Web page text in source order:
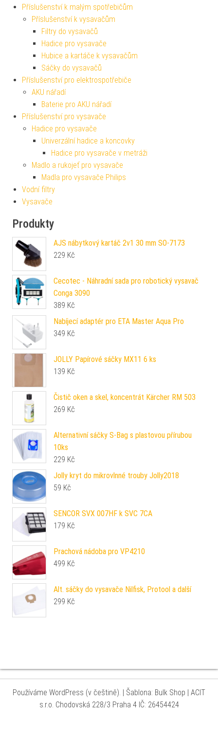
Příslušenství k malým spotřebičům
Příslušenství k vysavačům
Filtry do vysavačů
Hadice pro vysavače
Hubice a kartáče k vysavačům
Sáčky do vysavačů
Příslušenství pro elektrospotřebiče
AKU nářadí
Baterie pro AKU nářadí
Příslušenství pro vysavače
Hadice pro vysavače
Univerzální hadice a koncovky
Hadice pro vysavače v metráži
Madlo a rukojeť pro vysavače
Madla pro vysavače Philips
Vodní filtry
Vysavače
Produkty
AJS nábytkový kartáč 2v1 30 mm SO-7173
229 Kč
Cecotec - Náhradní sada pro robotický vysavač
Conga 3090
389 Kč
Nabíjecí adaptér pro ETA Master Aqua Pro
349 Kč
JOLLY Papírové sáčky MX11 6 ks
139 Kč
Čistič oken a skel, koncentrát Kärcher RM 503
269 Kč
Alternativní sáčky S-Bag s plastovou přírubou
10ks
229 Kč
Jolly kryt do mikrovlnné trouby Jolly2018
59 Kč
SENCOR SVX 007HF k SVC 7CA
179 Kč
Prachová nádoba pro VP4210
499 Kč
Alt. sáčky do vysavače Nilfisk, Protool a další
299 Kč
Používáme WordPress (v češtině). | Šablona: Bulk Shop | ACIT
s.r.o. Chodovská 228/3 Praha 4 IČ: 26454424